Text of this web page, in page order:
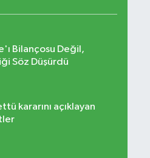
Bilançosu Değil,
Söz Düşürdü
kararını açıklayan